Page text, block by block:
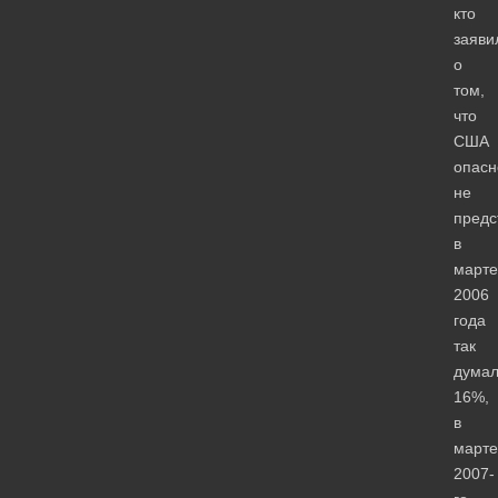
кто
о
том,
что
США
не
в
марте
2006
года
так
16%,
в
марте
2007-